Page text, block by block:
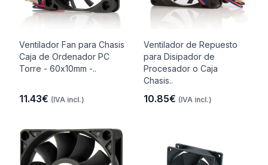
Ventilador Fan para Chasis
Caja de Ordenador PC
Torre - 60x10mm -..
11.43€ (IVA incl.)
Ventilador de Repuesto
para Disipador de
Procesador o Caja
Chasis..
10.85€ (IVA incl.)